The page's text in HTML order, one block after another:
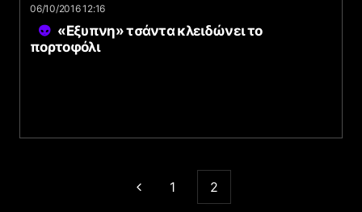
06/10/2016 12:16
«Εξυπνη» τσάντα κλειδώνει το
πορτοφόλι
1 2